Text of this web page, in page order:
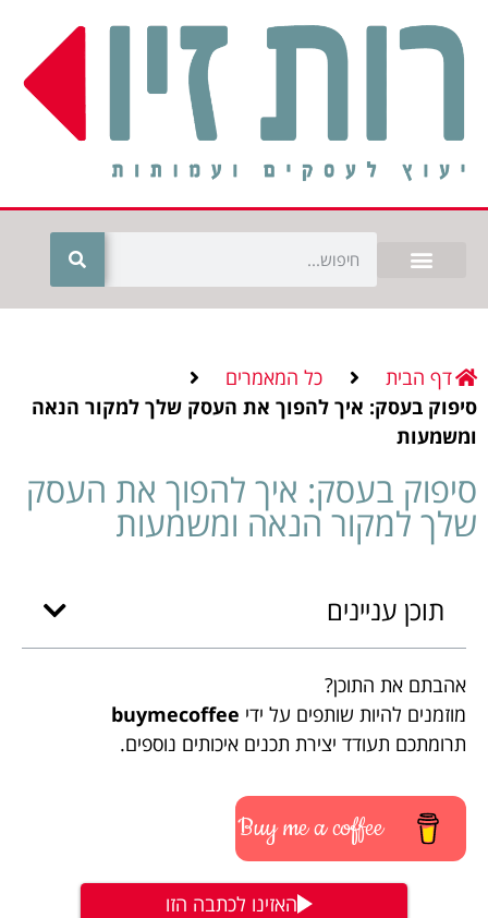
דף הבית
כל המאמרים
סיפוק בעסק: איך להפוך את העסק שלך למקור הנאה
ומשמעות
סיפוק בעסק: איך להפוך את העסק
שלך למקור הנאה ומשמעות
האזינו לכתבה הזו
תוכן עניינים
אהבתם את התוכן?
מוזמנים להיות שותפים על ידי buymecoffee
תרומתכם תעודד יצירת תכנים איכותים נוספים.
Buy me a coffee